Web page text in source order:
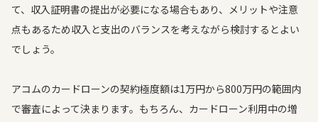
て、収入証明書の提出が必要になる場合もあり、メリットや注意
点もあるため収入と支出のバランスを考えながら検討するとよい
でしょう。
アコムのカードローンの契約極度額は1万円から800万円の範囲内
で審査によって決まります。もちろん、カードローン利用中の増